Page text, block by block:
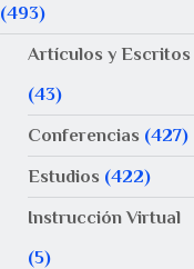
(493)
Artículos y Escritos
(43)
Conferencias (427)
Estudios (422)
Instrucción Virtual
(5)